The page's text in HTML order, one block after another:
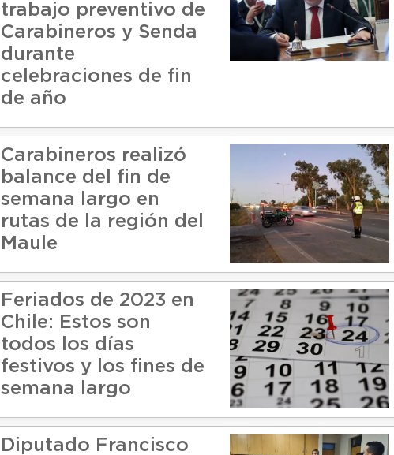
trabajo preventivo de
Carabineros y Senda
durante
celebraciones de fin
de año
Carabineros realizó
balance del fin de
semana largo en
rutas de la región del
Maule
Feriados de 2023 en
Chile: Estos son
todos los días
festivos y los fines de
semana largo
Diputado Francisco